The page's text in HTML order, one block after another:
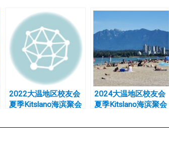
2022大温地区校友会
夏季Kitslano海滨聚会
2024大温地区校友会
夏季Kitslano海滨聚会